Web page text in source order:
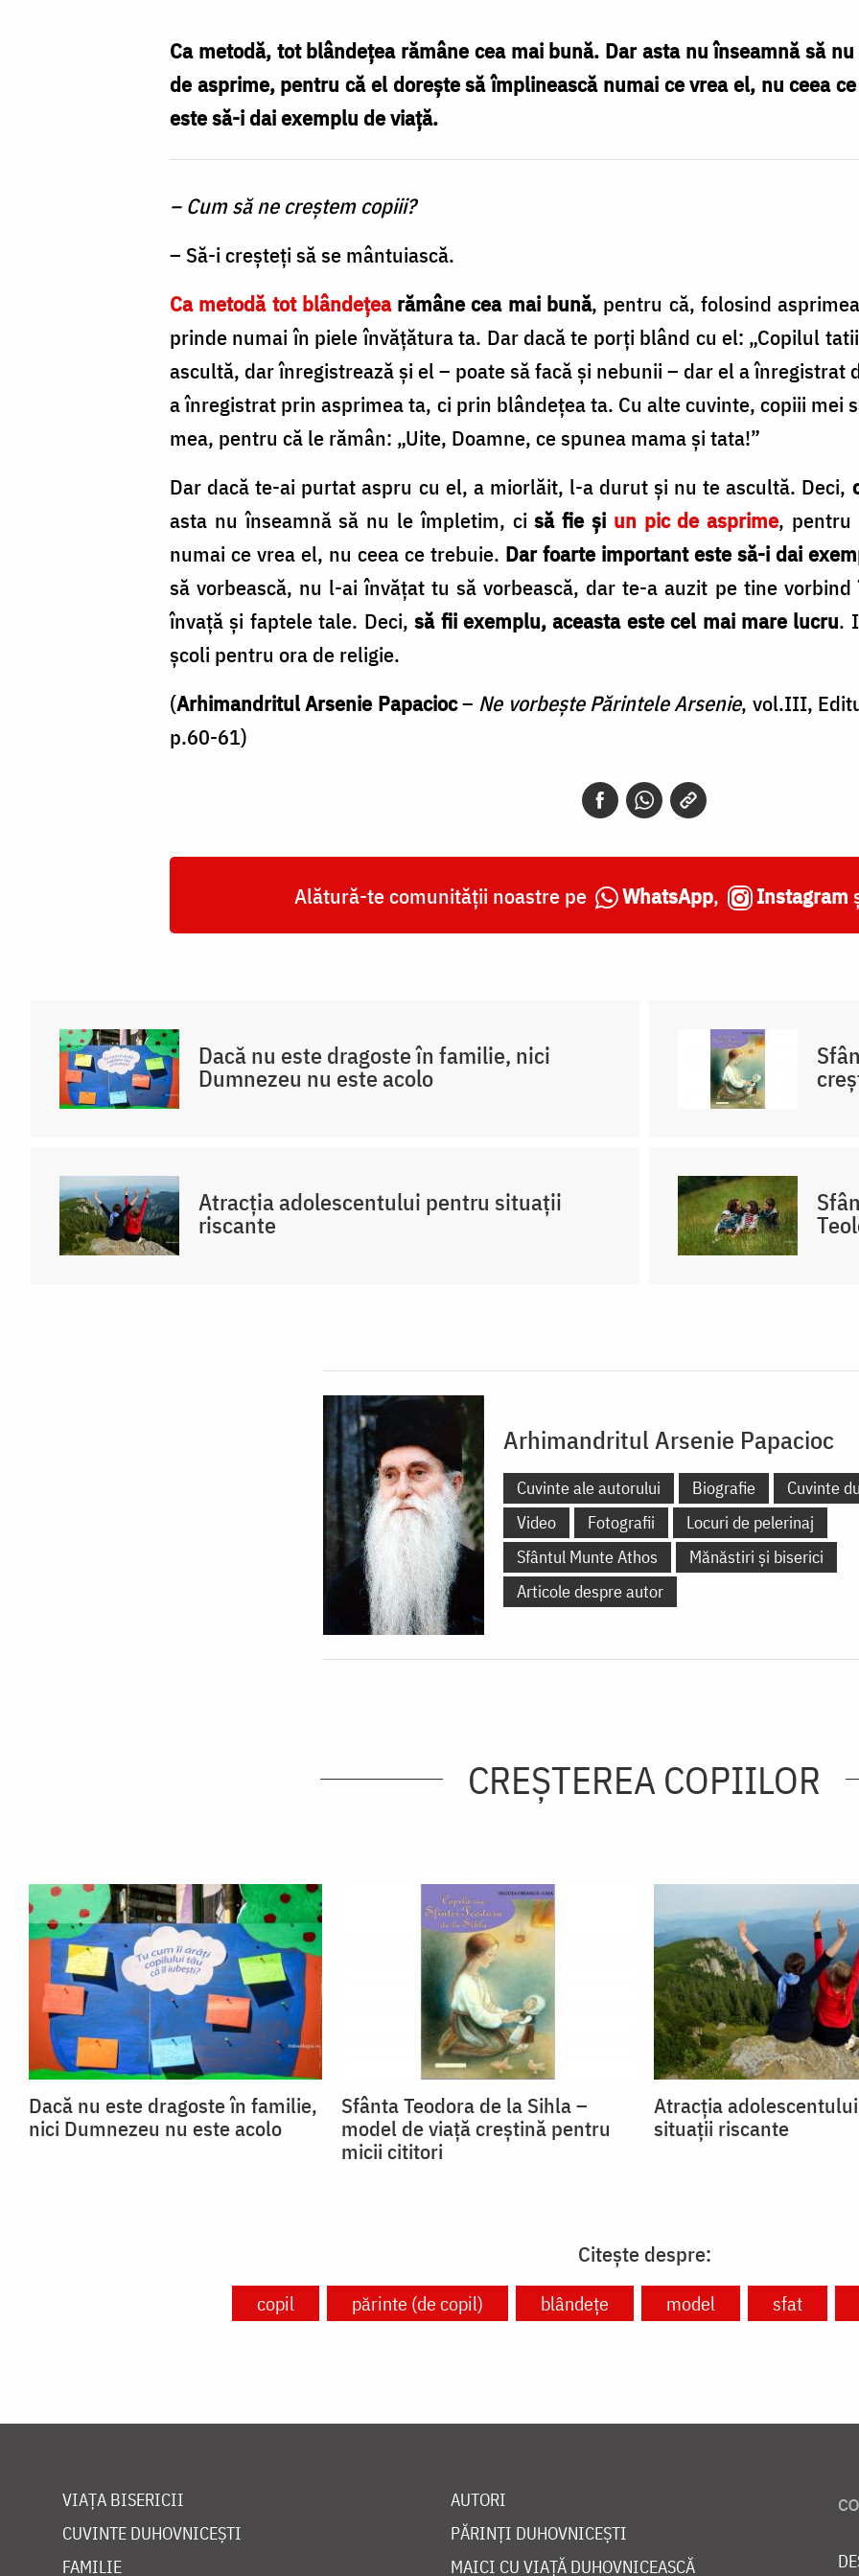
Ca metodă, tot blândeţea rămâne cea mai bună. Dar asta nu înseamnă să
de asprime, pentru că el doreşte să împlinească numai ce vrea el, nu ceea
este să-i dai exemplu de viaţă.
– Cum să ne creştem copiii?
– Să-i creşteţi să se mântuiască.
Ca metodă tot blândeţearămâne cea mai bună, pentru că, folosind
prinde numai în piele învăţătura ta. Dar dacă te porţi blând cu el: „Copilul
ascultă, dar înregistrează şi el – poate să facă şi nebunii – dar el a înregistrat
a înregistrat prin asprimea ta, ci prin blândeţea ta. Cu alte cuvinte, copiii mei
mea, pentru că le rămân: „Uite, Doamne, ce spunea mama şi tata!”
Dar dacă te-ai purtat aspru cu el, a miorlăit, l-a durut şi nu te ascultă. Deci,
asta nu înseamnă să nu le împletim, cisă fie şi un pic de asprime, pentru
numai ce vrea el, nu ceea ce trebuie. Dar foarte important este să-i dai
să vorbească, nu l-ai învăţat tu să vorbească, dar te-a auzit pe tine
învaţă şi faptele tale. Deci,să fii exemplu, aceasta este cel mai mare lucru.
şcoli pentru ora de religie.
(Arhimandritul Arsenie Papacioc– Ne vorbeşte Părintele Arsenie, vol.III,
p.60-61)
Alătură-te comunității noastre pe WhatsApp, Instagram
Dacă nu este dragoste în familie, nici
Dumnezeu nu este acolo
Atracția adolescentului pentru situații
riscante
Arhimandritul Arsenie Papacioc
Cuvinte ale autorului Biografie
Cuvinte
Video
Fotografii
Locuri de pelerinaj
Sfântul Munte Athos
Mănăstiri și biserici
Articole despre autor
CREŞTEREA COPIILOR
Dacă nu este dragoste în familie,
nici Dumnezeu nu este acolo
Sfânta Teodora de la Sihla –
model de viaţă creştină pentru
micii cititori
Atracția
situații riscante
Citește despre:
copil părinte (de copil) blândețe model sfat
VIAȚA BISERICII
CUVINTE DUHOVNICEȘTI
FAMILIE
AUTORI
PĂRINȚI DUHOVNICEȘTI
MAICI CU VIAȚĂ DUHOVNICEASCĂ